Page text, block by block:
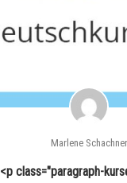
Marlene Schachner
<p class="paragraph-